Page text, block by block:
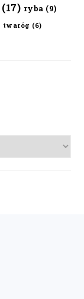
(17) ryba (9)
twaróg (6)